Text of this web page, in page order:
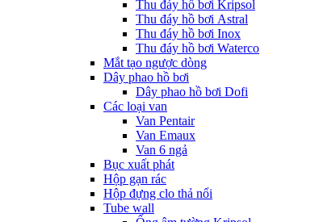
Thu đáy hồ bơi Kripsol
Thu đáy hồ bơi Astral
Thu đáy hồ bơi Inox
Thu đáy hồ bơi Waterco
Mắt tạo ngược dòng
Dây phao hồ bơi
Dây phao hồ bơi Dofi
Các loại van
Van Pentair
Van Emaux
Van 6 ngả
Bục xuất phát
Hộp gạn rác
Hộp đựng clo thả nổi
Tube wall